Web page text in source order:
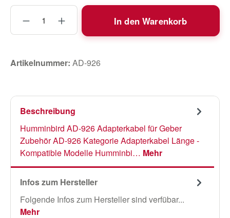
Produkt Anzahl: Gib den gewünschten
In den Warenkorb
Artikelnummer: AD-926
Beschreibung
Humminbird AD-926 Adapterkabel für Geber
Zubehör AD-926 Kategorie Adapterkabel Länge -
Kompatible Modelle Humminbi… Mehr
Infos zum Hersteller
Folgende Infos zum Hersteller sind verfübar...
Mehr